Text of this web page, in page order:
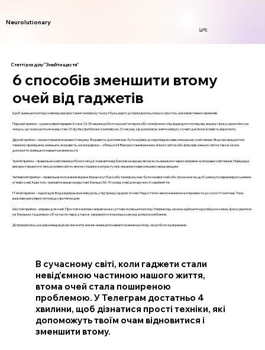
Neurolutionary
Login
Статті розділу "Знайти щастя"
6 способів зменшити втому
очей від гаджетів
Щоб зменшити втому очей від використання телефону та ноутбука, варто дотримуватись кількох простих, але ефективних прийомів.
Перший прийом – це регулярні перерви. Кожні 20-30 хвилин роботи за комп'ютером або телефоном слід відводити погляд від екрану і фокусувати його на
чомусь, що знаходиться на відстані 20 футів (приблизно 6 метрів) на 20 секунд. Це допомагає зняти напругу з очей і дає їм можливість відпочити.
Другий прийом – налаштування яскравості екрану. Яскравість дисплея має бути на рівні, що відповідає навколишньому освітленню. Якщо ви працюєте в
темному приміщенні, зменшіть яскравість, а в яскравому – збільште її. Використання режиму нічного світла або фільтрів синього світла також може
допомогти зменшити навантаження на очі.
Третій прийом – правильне освітлення робочого місця. Уникайте відблисків на екрані, які можуть виникати через непряме чи яскраве освітлення. Найкраще
використовувати м'яке, розсіяне світло, яке не створює контрасту між екраном і навколишнім середовищем.
Четвертий прийом – правильне положення екрана. Екран ноутбука або телефону має бути на рівні очей або трохи нижче, щоб уникнути перенапруги шийних
м'язів і очей. Крім того, тримайте екран на відстані близько 50-70 см від очей для зручності сприйняття.
П'ятий прийом – гідратація. Вода відіграє важливу роль у підтримці здоров'я очей. Недостатнє зволоження може призвести до сухості та втоми. Тому
важливо регулярно пити воду протягом дня.
Шостий прийом – вправи для очей. Простий комплекс вправ може суттєво полегшити втому. Наприклад, можна здійснити кругові рухи очима, фокусуватися
на близьких та далеких об'єктах по черзі, а також закривати очі на кілька секунд для розслаблення.
Дотримуючись цих рекомендацій, ви зможете значно зменшити навантаження на очі під час роботи за екранами.
В сучасному світі, коли гаджети стали
невід’ємною частиною нашого життя,
втома очей стала поширеною
проблемою. У Телеграм достатньо 4
хвилини, щоб дізнатися прості техніки, які
допоможуть твоїм очам відновитися і
зменшити втому.